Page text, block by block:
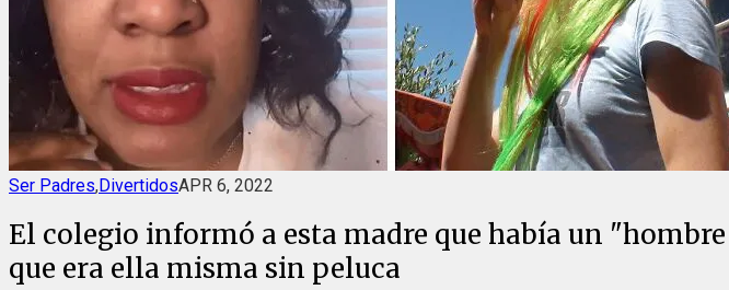
Ser Padres,DivertidosAPR 6, 2022
El colegio informó a esta madre que había un
que era ella misma sin peluca